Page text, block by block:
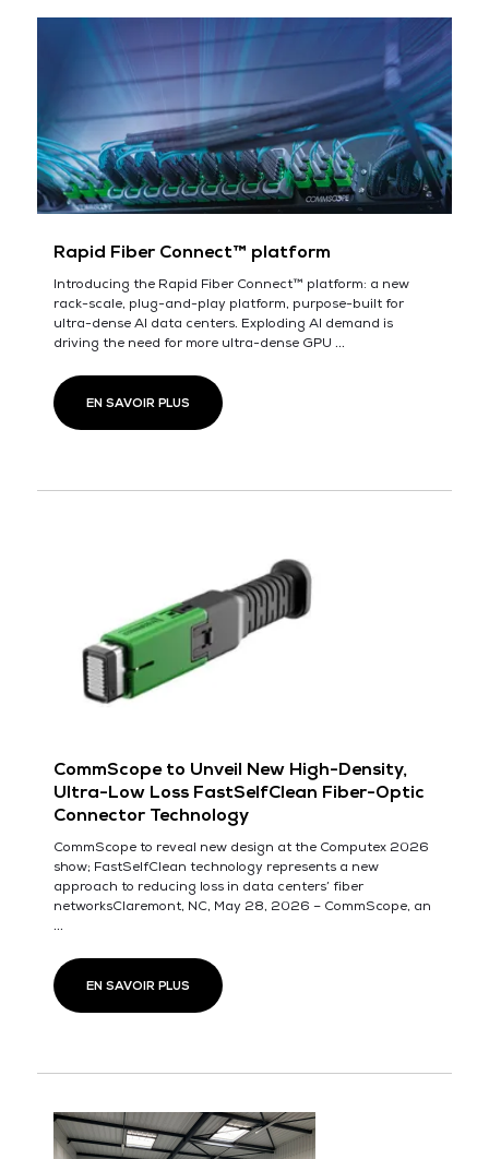
Rapid Fiber Connect™ platform
Introducing the Rapid Fiber Connect™ platform: a new
rack-scale, plug-and-play platform, purpose-built for
ultra-dense AI data centers. Exploding AI demand is
driving the need for more ultra-dense GPU ...
EN SAVOIR PLUS
CommScope to Unveil New High-Density,
Ultra-Low Loss FastSelfClean Fiber-Optic
Connector Technology
CommScope to reveal new design at the Computex 2026
show; FastSelfClean technology represents a new
approach to reducing loss in data centers’ fiber
networksClaremont, NC, May 28, 2026 – CommScope, an
...
EN SAVOIR PLUS